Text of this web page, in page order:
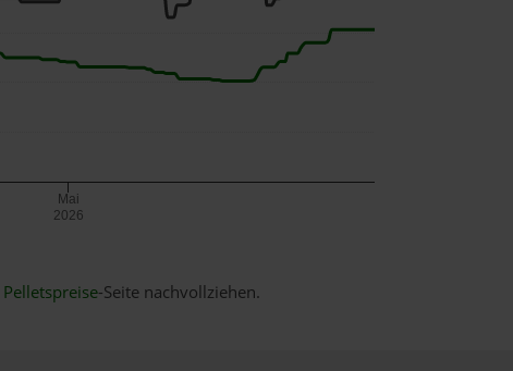
Mai
2026
Pelletspreise-Seite nachvollziehen.